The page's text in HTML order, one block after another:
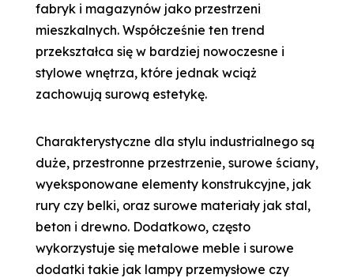
fabryk i magazynów jako przestrzeni
mieszkalnych. Współcześnie ten trend
przekształca się w bardziej nowoczesne i
stylowe wnętrza, które jednak wciąż
zachowują surową estetykę.
Charakterystyczne dla stylu industrialnego są
duże, przestronne przestrzenie, surowe ściany,
wyeksponowane elementy konstrukcyjne, jak
rury czy belki, oraz surowe materiały jak stal,
beton i drewno. Dodatkowo, często
wykorzystuje się metalowe meble i surowe
dodatki takie jak lampy przemysłowe czy